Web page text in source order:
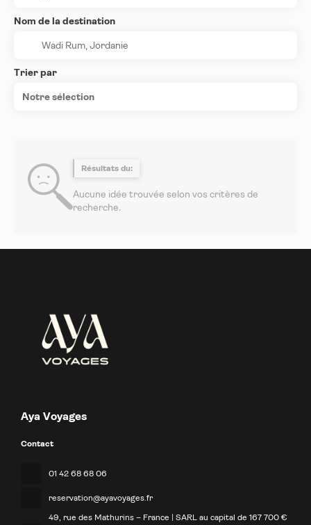
Nom de la destination
Trier par
Notre sélection
Résultats du:
Aucune idée trouvée selon vos critères de
recherche.
Aya Voyages
Contact
01 42 68 68 06
reservation@ayavoyages.fr
49, rue des Mathurins – France | SARL au capital de 167 700 €